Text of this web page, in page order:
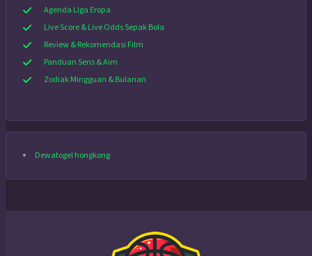
Agenda Liga Eropa
Live Score & Live Odds Sepak Bola
Review & Rekomendasi Film
Panduan Sens & Aim
Zodiak Mingguan & Bulanan
Dewatogel hongkong